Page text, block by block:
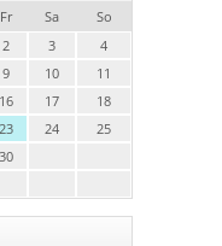
Fr Sa
So
2 3
4
9 10
11
16 17
18
23 24
25
30